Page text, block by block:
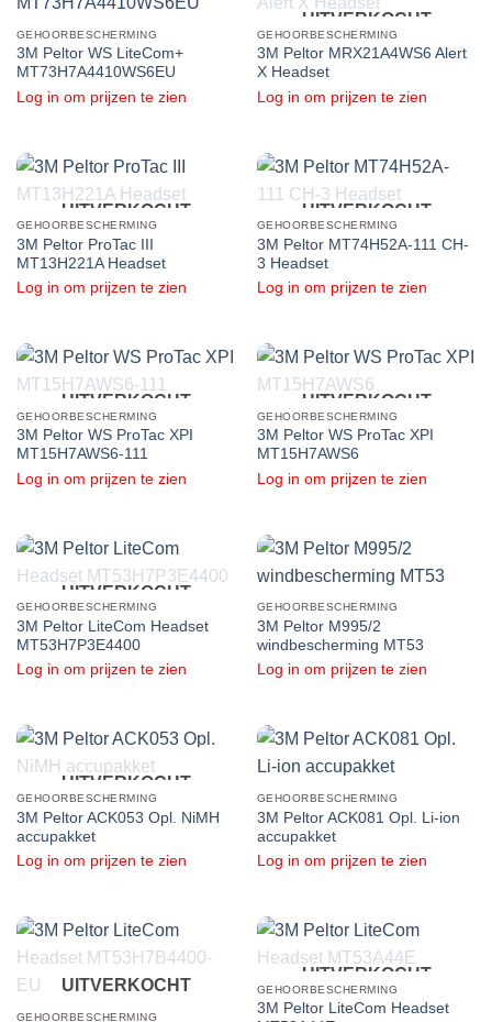
GEHOORBESCHERMING
3M Peltor WS LiteCom+
MT73H7A4410WS6EU
Log in om prijzen te zien
UITVERKOCHT
GEHOORBESCHERMING
3M Peltor MRX21A4WS6 Alert
X Headset
Log in om prijzen te zien
UITVERKOCHT
GEHOORBESCHERMING
3M Peltor ProTac III
MT13H221A Headset
Log in om prijzen te zien
UITVERKOCHT
GEHOORBESCHERMING
3M Peltor MT74H52A-111 CH-
3 Headset
Log in om prijzen te zien
UITVERKOCHT
GEHOORBESCHERMING
3M Peltor WS ProTac XPI
MT15H7AWS6-111
Log in om prijzen te zien
UITVERKOCHT
GEHOORBESCHERMING
3M Peltor WS ProTac XPI
MT15H7AWS6
Log in om prijzen te zien
UITVERKOCHT
GEHOORBESCHERMING
3M Peltor LiteCom Headset
MT53H7P3E4400
Log in om prijzen te zien
GEHOORBESCHERMING
3M Peltor M995/2
windbescherming MT53
Log in om prijzen te zien
UITVERKOCHT
GEHOORBESCHERMING
3M Peltor ACK053 Opl. NiMH
accupakket
Log in om prijzen te zien
GEHOORBESCHERMING
3M Peltor ACK081 Opl. Li-ion
accupakket
Log in om prijzen te zien
UITVERKOCHT
GEHOORBESCHERMING
UITVERKOCHT
GEHOORBESCHERMING
3M Peltor LiteCom Headset